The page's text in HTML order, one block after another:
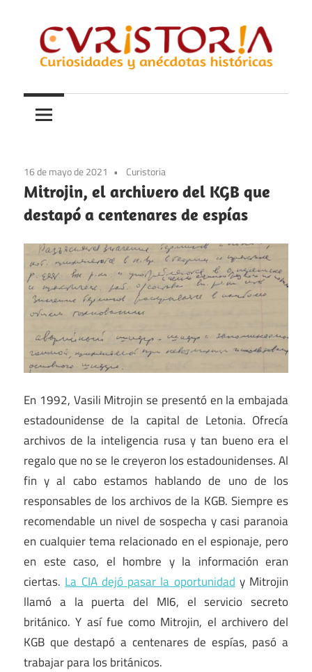
contenido
Curistoria
y
anécdotas
historia
16 de mayo de 2021 Curistoria
Mitrojin, el archivero del KGB que
destapó a centenares de espías
En 1992, Vasili Mitrojin se presentó en la embajada
estadounidense de la capital de Letonia. Ofrecía
archivos de la inteligencia rusa y tan bueno era el
regalo que no se le creyeron los estadounidenses. Al
fin y al cabo estamos hablando de uno de los
responsables de los archivos de la KGB. Siempre es
recomendable un nivel de sospecha y casi paranoia
en cualquier tema relacionado en el espionaje, pero
en este caso, el hombre y la información eran
ciertas. La CIA dejó pasar la oportunidad y Mitrojin
llamó a la puerta del MI6, el servicio secreto
británico. Y así fue como Mitrojin, el archivero del
KGB que destapó a centenares de espías, pasó a
trabajar para los británicos.